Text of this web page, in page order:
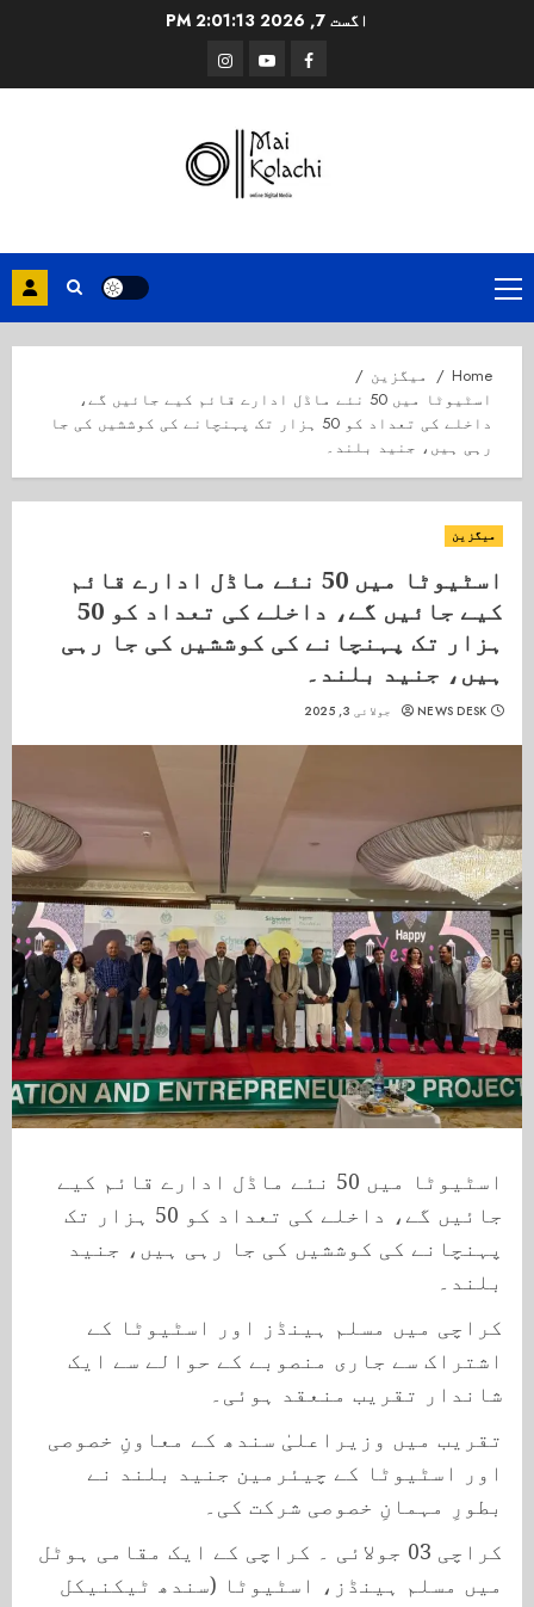
اگست 7, 2026 2:01:13 PM
Facebook
Youtube
Instagram
Primary
Menu
Home
میگزین
اسٹیوٹا میں 50 نئے ماڈل ادارے قائم کیے جائیں گے،
داخلے کی تعداد کو 50 ہزار تک پہنچانے کی کوششیں کی جا
رہی ہیں، جنید بلند۔
میگزین
اسٹیوٹا میں 50 نئے ماڈل ادارے قائم
کیے جائیں گے، داخلے کی تعداد کو 50
ہزار تک پہنچانے کی کوششیں کی جا رہی
ہیں، جنید بلند۔
NEWS DESK جولائی 3, 2025
اسٹیوٹا میں 50 نئے ماڈل ادارے قائم کیے
جائیں گے، داخلے کی تعداد کو 50 ہزار تک
پہنچانے کی کوششیں کی جا رہی ہیں، جنید
بلند۔
کراچی میں مسلم ہینڈز اور اسٹیوٹا کے
اشتراک سے جاری منصوبے کے حوالے سے ایک
شاندار تقریب منعقد ہوئی۔
تقریب میں وزیراعلیٰ سندھ کے معاونِ خصوصی
اور اسٹیوٹا کے چیئرمین جنید بلند نے
بطورِ مہمانِ خصوصی شرکت کی۔
کراچی 03 جولائی ۔ کراچی کے ایک مقامی ہوٹل
میں مسلم ہینڈز، اسٹیوٹا (سندھ ٹیکنیکل